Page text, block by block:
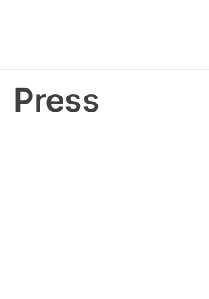
Press